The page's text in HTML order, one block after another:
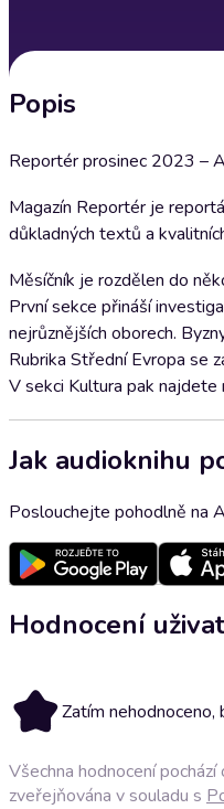
Popis
Reportér prosinec 2023 –
Magazín Reportér je
důkladných textů a
Měsíčník je rozdělen do
První sekce přináší
nejrůznějších oborech.
Rubrika Střední Evropa se
V sekci Kultura pak najdete
Jak audioknihu
Poslouchejte pohodlně na
Hodnocení
Zatím nehodnoceno,
Všechna hodnocení
zveřejňována v souladu s